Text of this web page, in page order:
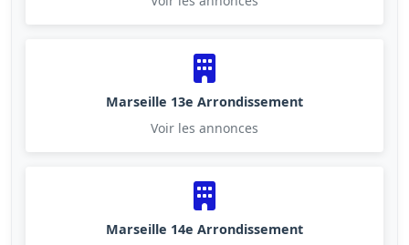
Marseille 13e Arrondissement
Voir les annonces
Marseille 14e Arrondissement